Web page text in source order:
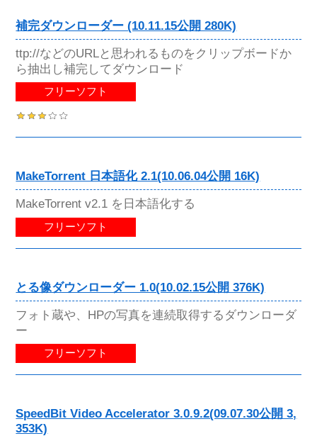
補完ダウンローダー (10.11.15公開 280K)
ttp://などのURLと思われるものをクリップボードか
ら抽出し補完してダウンロード
フリーソフト
MakeTorrent 日本語化 2.1(10.06.04公開 16K)
MakeTorrent v2.1 を日本語化する
フリーソフト
とる像ダウンローダー 1.0(10.02.15公開 376K)
フォト蔵や、HPの写真を連続取得するダウンローダ
ー
フリーソフト
SpeedBit Video Accelerator 3.0.9.2(09.07.30公開 3,
353K)